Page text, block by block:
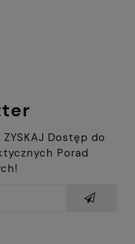
Dostęp do
Porad